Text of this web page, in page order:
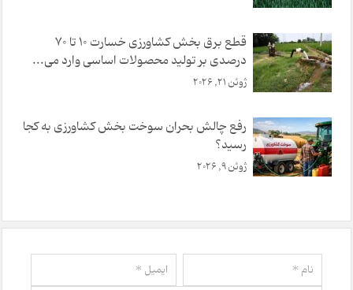
قطع برق بخش کشاورزی خسارت ۱۰ تا ۷۰
درصدی بر تولید محصولات اساسی وارد می‌...
ژوئن 21, 2026
رفع چالش بحران سوخت بخش کشاورزی به کجا
رسید؟
ژوئن 9, 2026